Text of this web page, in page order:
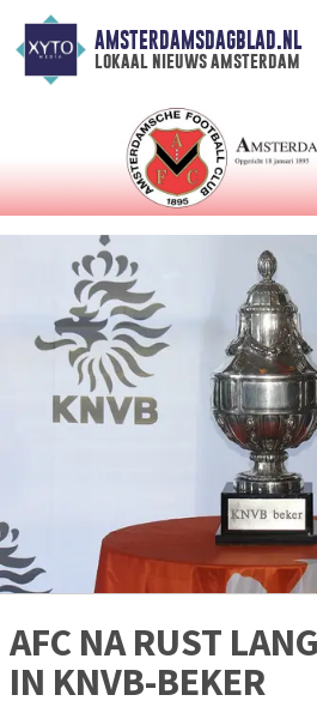
AMSTERDAMSDAGBLAD.NL
lokaal nieuws amsterdam
AFC NA RUST
IN KNVB-BEKER